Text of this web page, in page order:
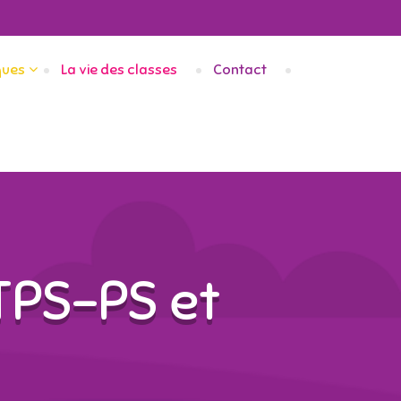
La vie des classes Contact
PS et